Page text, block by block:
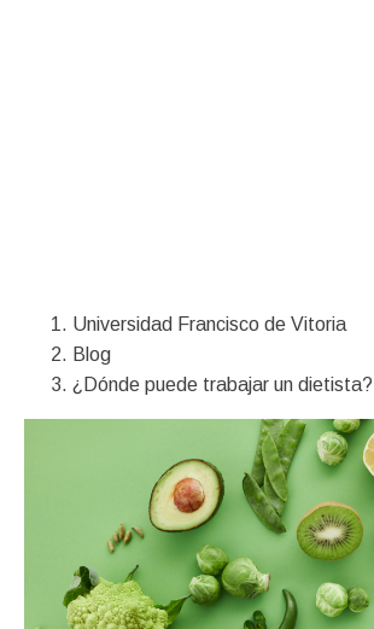
Universidad Francisco de Vitoria
Blog
¿Dónde puede trabajar un dietista?